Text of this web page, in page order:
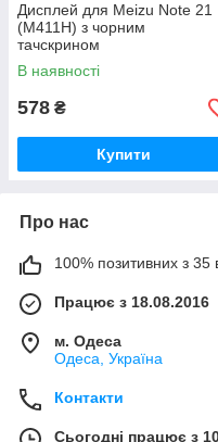
Дисплей для Meizu Note 21
(M411H) з чорним
тачскрином
В наявності
578 ₴
Купити
Про нас
100% позитивних з 35
Працює з 18.08.2016
м. Одеса
Одеса, Україна
Контакти
Сьогодні працює з